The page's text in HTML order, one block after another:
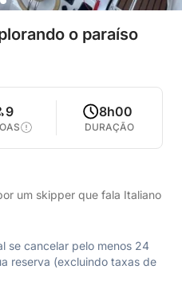
o paraíso
9 8h00
DURAÇÃO
um skipper que fala Italiano
se cancelar pelo menos 24
reserva (excluindo taxas de